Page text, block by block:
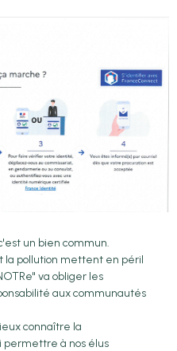
un bien commun.
pollution mettent en péril
va obliger les
aux communautés
connaître la
permettre à nos élus